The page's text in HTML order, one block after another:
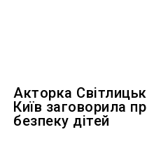
Акторка
Київ заговорила
безпеку дітей